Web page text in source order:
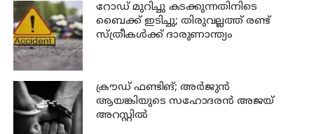
റോഡ് മുറിച്ചു കടക്കുന്നതിനിടെ
ബൈക്ക് ഇടിച്ചു; തിരുവല്ലത്ത് രണ്ട്
സ്ത്രീകള്‍ക്ക് ദാരുണാന്ത്യം
ക്രൗഡ് ഫണ്ടിങ്; അര്‍ജുന്‍
ആയങ്കിയുടെ സഹോദരന്‍ അജയ്
അറസ്റ്റില്‍